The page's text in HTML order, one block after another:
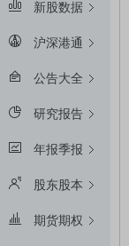
新股数据
沪深港通
公告大全
研究报告
年报季报
股东股本
期货期权